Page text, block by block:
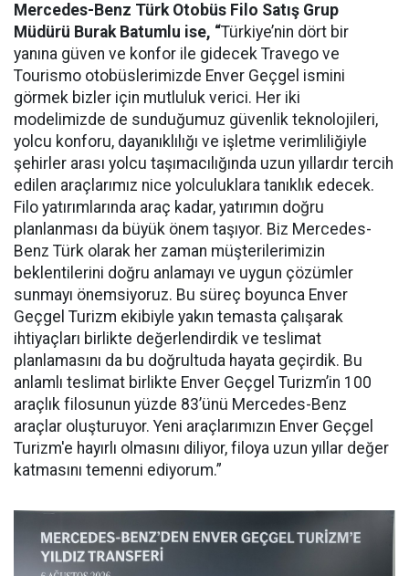
Mercedes-Benz Türk Otobüs Filo Satış Grup
Müdürü Burak Batumlu ise, “Türkiye’nin dört bir
yanına güven ve konfor ile gidecek Travego ve
Tourismo otobüslerimizde Enver Geçgel ismini
görmek bizler için mutluluk verici. Her iki
modelimizde de sunduğumuz güvenlik teknolojileri,
yolcu konforu, dayanıklılığı ve işletme verimliliğiyle
şehirler arası yolcu taşımacılığında uzun yıllardır tercih
edilen araçlarımız nice yolculuklara tanıklık edecek.
Filo yatırımlarında araç kadar, yatırımın doğru
planlanması da büyük önem taşıyor. Biz Mercedes-
Benz Türk olarak her zaman müşterilerimizin
beklentilerini doğru anlamayı ve uygun çözümler
sunmayı önemsiyoruz. Bu süreç boyunca Enver
Geçgel Turizm ekibiyle yakın temasta çalışarak
ihtiyaçları birlikte değerlendirdik ve teslimat
planlamasını da bu doğrultuda hayata geçirdik. Bu
anlamlı teslimat birlikte Enver Geçgel Turizm’in 100
araçlık filosunun yüzde 83’ünü Mercedes-Benz
araçlar oluşturuyor. Yeni araçlarımızın Enver Geçgel
Turizm'e hayırlı olmasını diliyor, filoya uzun yıllar değer
katmasını temenni ediyorum.”